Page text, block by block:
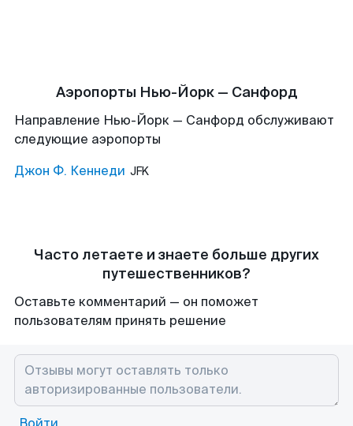
Аэропорты Нью-Йорк — Санфорд
Направление Нью-Йорк — Санфорд обслуживают
следующие аэропорты
Джон Ф. Кеннеди JFK
Часто летаете и знаете больше других
путешественников?
Оставьте комментарий — он поможет
пользователям принять решение